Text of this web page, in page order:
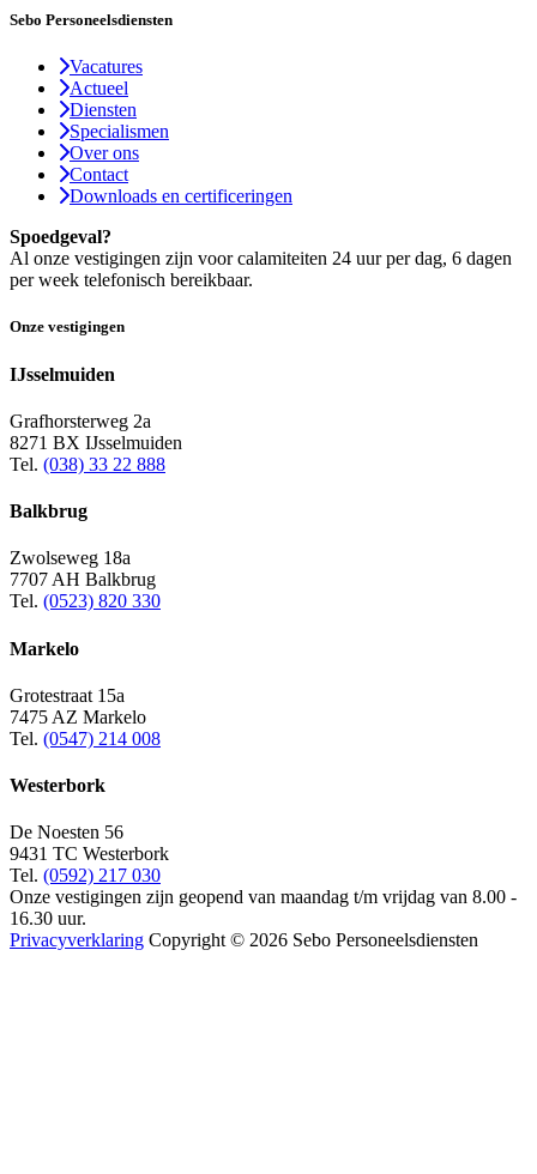
Sebo Personeelsdiensten
Vacatures
Actueel
Diensten
Specialismen
Over ons
Contact
Downloads en certificeringen
Spoedgeval?
Al onze vestigingen zijn voor calamiteiten 24 uur per dag, 6 dagen
per week telefonisch bereikbaar.
Onze vestigingen
IJsselmuiden
Grafhorsterweg 2a
8271 BX IJsselmuiden
Tel. (038) 33 22 888
Balkbrug
Zwolseweg 18a
7707 AH Balkbrug
Tel. (0523) 820 330
Markelo
Grotestraat 15a
7475 AZ Markelo
Tel. (0547) 214 008
Westerbork
De Noesten 56
9431 TC Westerbork
Tel. (0592) 217 030
Onze vestigingen zijn geopend van maandag t/m vrijdag van 8.00 -
16.30 uur.
Privacyverklaring Copyright © 2026 Sebo Personeelsdiensten